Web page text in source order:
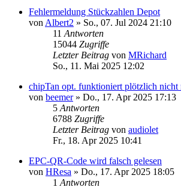
Fehlermeldung Stückzahlen Depot
von Albert2 » So., 07. Jul 2024 21:10
11 Antworten
15044 Zugriffe
Letzter Beitrag von MRichard
So., 11. Mai 2025 12:02
chipTan opt. funktioniert plötzlich nicht
von beemer» Do., 17. Apr 2025 17:13
5 Antworten
6788 Zugriffe
Letzter Beitrag von audiolet
Fr., 18. Apr 2025 10:41
EPC-QR-Code wird falsch gelesen
von HResa » Do., 17. Apr 2025 18:05
1 Antworten